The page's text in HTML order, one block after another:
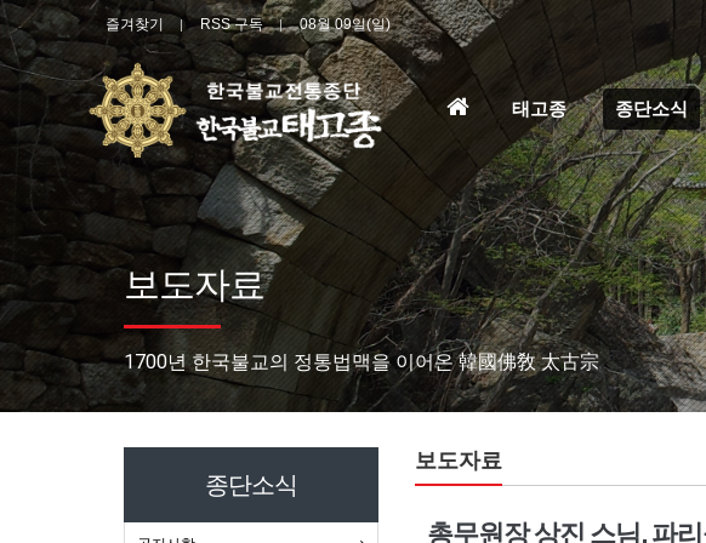
즐겨찾기 RSS 구독 08월 09일(일)
홈
태고종 종단소식
보도자료
1700년 한국불교의 정통법맥을 이어온 韓國佛敎 太古宗
보도자료
총무원장 상진 스님, 파
종단소식